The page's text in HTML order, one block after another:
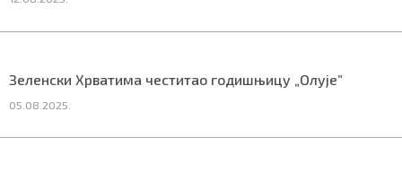
Зеленски Хрватима честитао годишњицу „Олује”
05.08.2025.
СПЕЦИЈАЛИ